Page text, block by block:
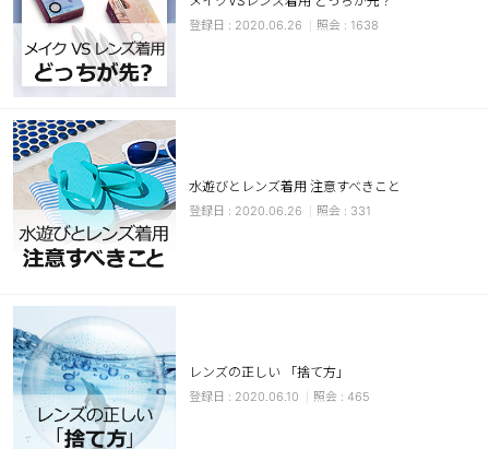
2020.06.26 1638
水遊びとレンズ着用 注意すべきこと
2020.06.26 331
レンズの正しい 「捨て方」
2020.06.10 465